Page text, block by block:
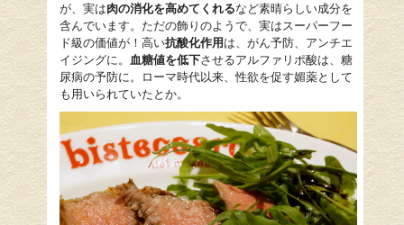
が、実は肉の消化を高めてくれるなど素晴らしい成分を
含んでいます。ただの飾りのようで、実はスーパーフー
ド級の価値が！高い抗酸化作用 は、がん予防、アンチエ
イジングに。血糖値を低下させるアルファリポ酸は、糖
尿病の予防に。ローマ時代以来、性欲を促す媚薬として
も用いられていたとか。